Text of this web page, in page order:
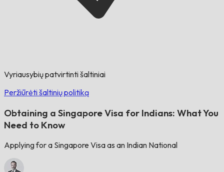
Vyriausybių patvirtinti šaltiniai
Peržiūrėti šaltinių politiką
Obtaining a Singapore Visa for Indians: What You
Need to Know
Applying for a Singapore Visa as an Indian National